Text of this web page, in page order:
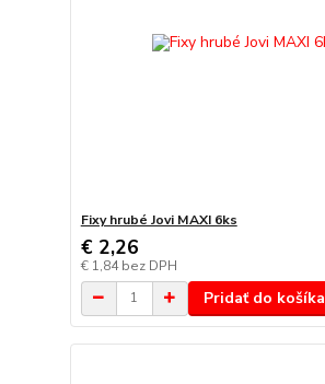
Fixy hrubé Jovi MAXI 6ks
€ 2,26
€ 1,84bez DPH
Pridať do košíka